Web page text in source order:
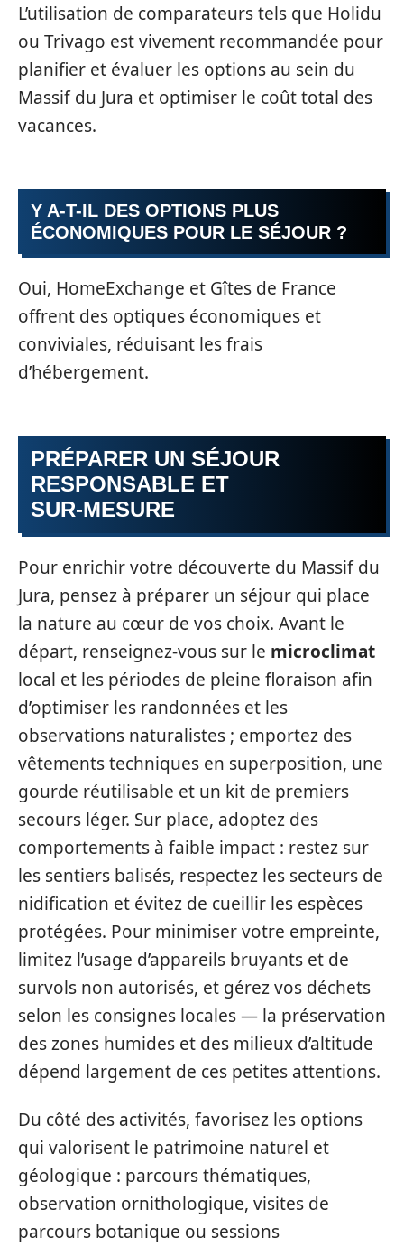
L’utilisation de comparateurs tels que Holidu
ou Trivago est vivement recommandée pour
planifier et évaluer les options au sein du
Massif du Jura et optimiser le coût total des
vacances.
Y A-T-IL DES OPTIONS PLUS
ÉCONOMIQUES POUR LE SÉJOUR ?
Oui, HomeExchange et Gîtes de France
offrent des optiques économiques et
conviviales, réduisant les frais
d’hébergement.
PRÉPARER UN SÉJOUR
RESPONSABLE ET
SUR‑MESURE
Pour enrichir votre découverte du Massif du
Jura, pensez à préparer un séjour qui place
la nature au cœur de vos choix. Avant le
départ, renseignez‑vous sur le microclimat
local et les périodes de pleine floraison afin
d’optimiser les randonnées et les
observations naturalistes ; emportez des
vêtements techniques en superposition, une
gourde réutilisable et un kit de premiers
secours léger. Sur place, adoptez des
comportements à faible impact : restez sur
les sentiers balisés, respectez les secteurs de
nidification et évitez de cueillir les espèces
protégées. Pour minimiser votre empreinte,
limitez l’usage d’appareils bruyants et de
survols non autorisés, et gérez vos déchets
selon les consignes locales — la préservation
des zones humides et des milieux d’altitude
dépend largement de ces petites attentions.
Du côté des activités, favorisez les options
qui valorisent le patrimoine naturel et
géologique : parcours thématiques,
observation ornithologique, visites de
parcours botanique ou sessions